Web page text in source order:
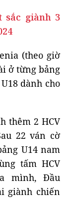
sắc giành 3
(theo giờ
ở từng bảng
dành cho
thêm 2 HCV
22 ván cờ
U14 nam
tấm HCV
mình, Đầu
giành chiến